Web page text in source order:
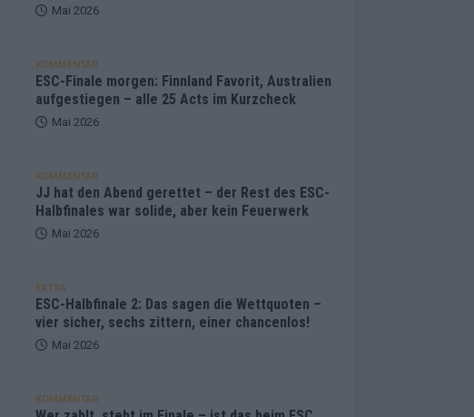
Mai 2026
KOMMENTAR
ESC-Finale morgen: Finnland Favorit, Australien
aufgestiegen – alle 25 Acts im Kurzcheck
Mai 2026
KOMMENTAR
JJ hat den Abend gerettet – der Rest des ESC-
Halbfinales war solide, aber kein Feuerwerk
Mai 2026
EXTRA
ESC-Halbfinale 2: Das sagen die Wettquoten –
vier sicher, sechs zittern, einer chancenlos!
Mai 2026
KOMMENTAR